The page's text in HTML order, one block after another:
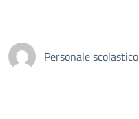
Personale scolastico